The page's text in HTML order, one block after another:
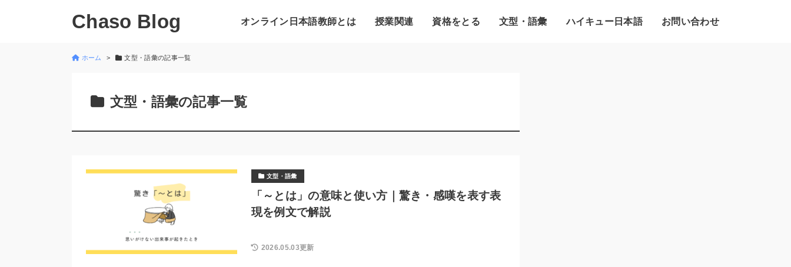
Chaso Blog オンライン日本語教師とは 授業関連 資格をとる 文型・語彙 ハイキュー日本語 お問い合わせ
ホーム 文型・語彙の記事一覧
文型・語彙の記事一覧
文型・語彙
「～とは」の意味と使い方｜驚き・感嘆を表す表
現を例文で解説
2026.05.03更新